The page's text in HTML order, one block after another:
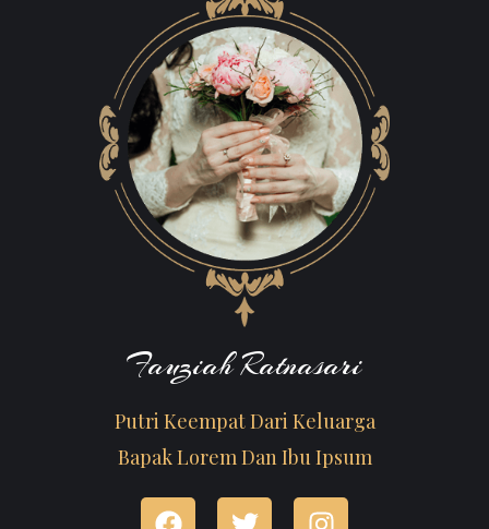
Fauziah Ratnasari
Putri Keempat Dari Keluarga
Bapak Lorem Dan Ibu Ipsum